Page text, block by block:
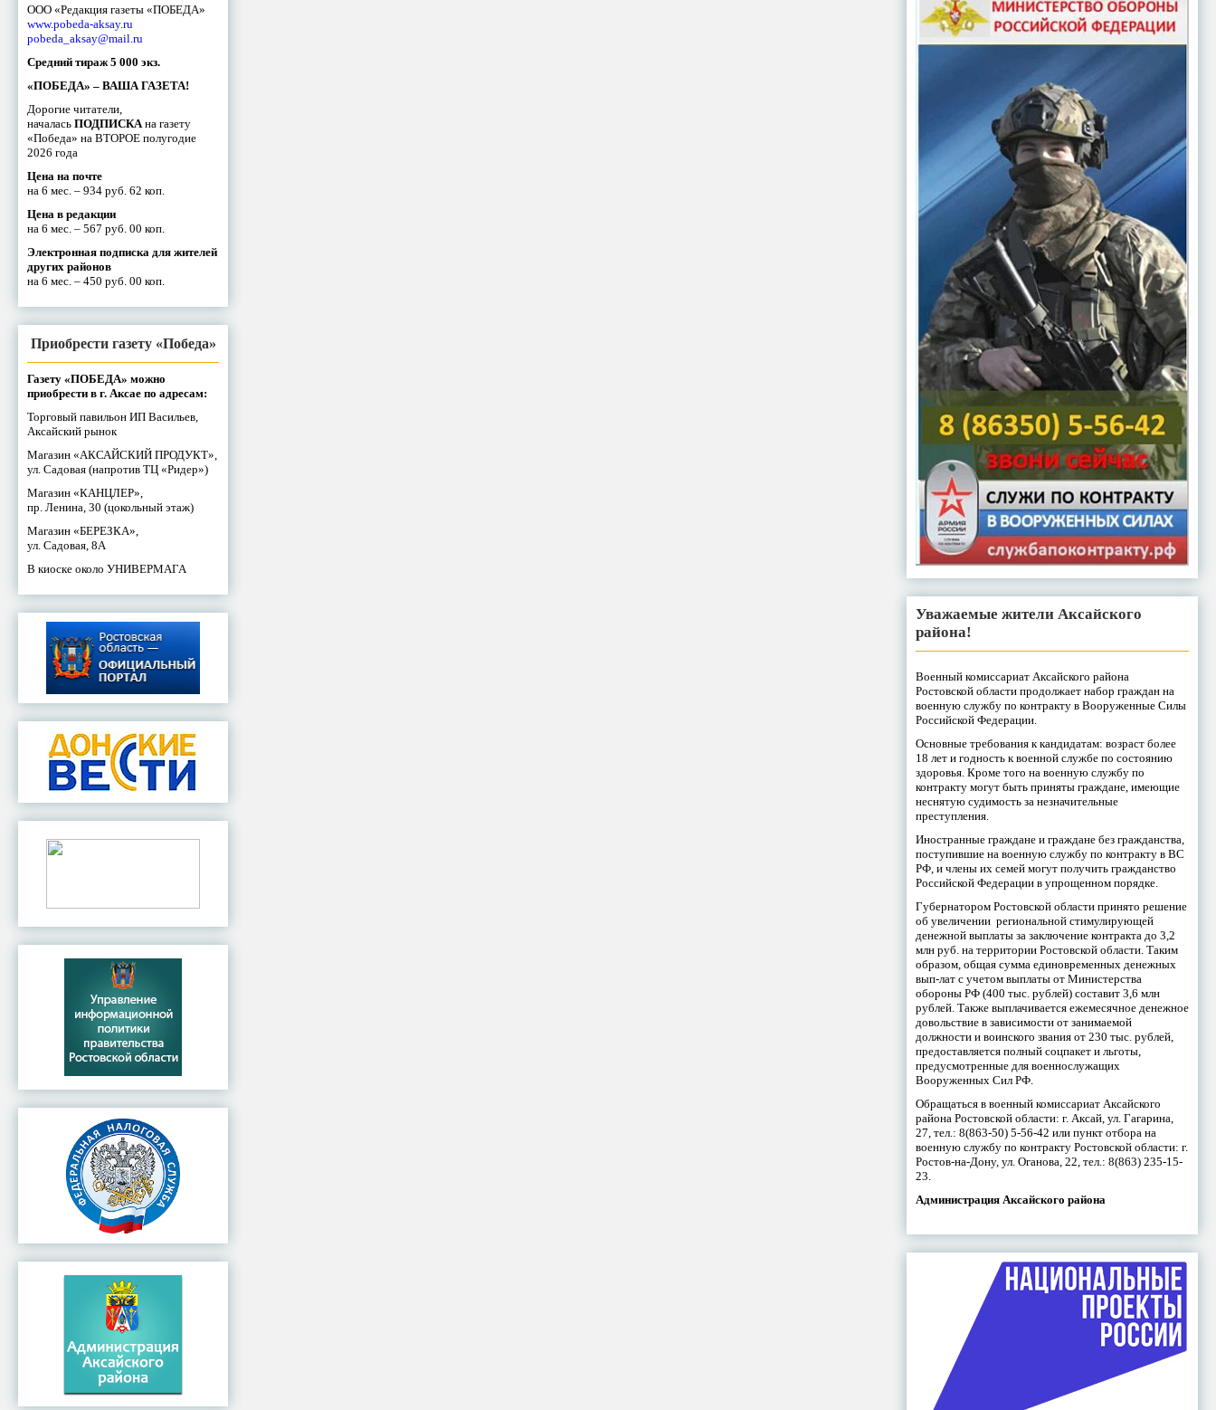
ООО «Редакция газеты «ПОБЕДА»
www.pobeda-aksay.ru
pobeda_aksay@mail.ru
Средний тираж 5 000 экз.
«ПОБЕДА» – ВАША ГАЗЕТА!
Дорогие читатели,
началась ПОДПИСКАна газету
«Победа» на ВТОРОЕ полугодие
2026 года
Цена на почте
на 6 мес. – 934 руб. 62 коп.
Цена в редакции
на 6 мес. – 567 руб. 00 коп.
Электронная подписка для жителей
других районов
на 6 мес. – 450 руб. 00 коп.
Приобрести газету «Победа»
Газету «ПОБЕДА» можно
приобрести в г. Аксае по адресам:
Торговый павильон ИП Васильев,
Аксайский рынок
Магазин «АКСАЙСКИЙ ПРОДУКТ»,
ул. Садовая (напротив ТЦ «Ридер»)
Магазин «КАНЦЛЕР»,
пр. Ленина, 30 (цокольный этаж)
Магазин «БЕРЕЗКА»,
ул. Садовая, 8А
В киоске около УНИВЕРМАГА
Уважаемые жители Аксайского
района!
Военный комиссариат Аксайского района
Ростовской области продолжает набор граждан на
военную службу по контракту в Вооруженные Силы
Российской Федерации.
Основные требования к кандидатам: возраст более
18 лет и годность к военной службе по состоянию
здоровья. Кроме того на военную службу по
контракту могут быть приняты граждане, имеющие
неснятую судимость за незначительные
преступления.
Иностранные граждане и граждане без гражданства,
поступившие на военную службу по контракту в ВС
РФ, и члены их семей могут получить гражданство
Российской Федерации в упрощенном порядке.
Губернатором Ростовской области принято решение
об увеличении региональной стимулирующей
денежной выплаты за заключение контракта до 3,2
млн руб. на территории Ростовской области. Таким
образом, общая сумма единовременных денежных
вып-лат с учетом выплаты от Министерства
обороны РФ (400 тыс. рублей) составит 3,6 млн
рублей. Также выплачивается ежемесячное денежное
довольствие в зависимости от занимаемой
должности и воинского звания от 230 тыс. рублей,
предоставляется полный соцпакет и льготы,
предусмотренные для военнослужащих
Вооруженных Сил РФ.
Обращаться в военный комиссариат Аксайского
района Ростовской области: г. Аксай, ул. Гагарина,
27, тел.: 8(863-50) 5-56-42 или пункт отбора на
военную службу по контракту Ростовской области: г.
Ростов-на-Дону, ул. Оганова, 22, тел.: 8(863) 235-15-
23.
Администрация Аксайского района